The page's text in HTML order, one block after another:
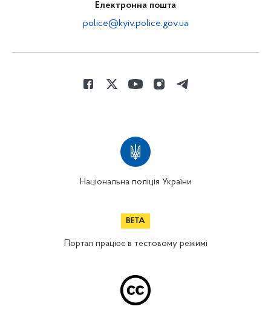
Електронна пошта
police@kyiv.police.gov.ua
Національна поліція України
Портал працює в тестовому режимі